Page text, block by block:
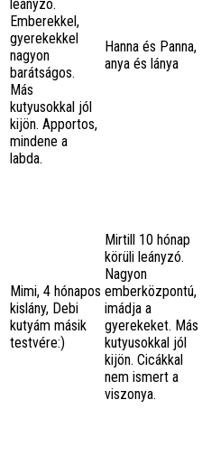
leányzó.
Emberekkel,
gyerekekkel
nagyon
barátságos.
Más
kutyusokkal jól
kijön. Apportos,
mindene a
labda.
Hanna és Panna,
anya és lánya
Mimi, 4 hónapos
kislány, Debi
kutyám másik
testvére:)
Mirtill 10 hónap
körüli leányzó.
Nagyon
emberközpontú,
imádja a
gyerekeket. Más
kutyusokkal jól
kijön. Cicákkal
nem ismert a
viszonya.